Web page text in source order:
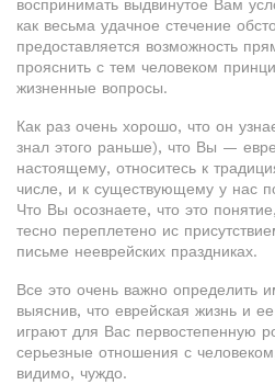
воспринимать выдвинутое Вам
как весьма удачное стечение
предоставляется возможность
прояснить с тем человеком
жизненные вопросы.
Как раз очень хорошо, что он
знал этого раньше), что Вы —
настоящему, относитесь к
числе, и к существующему у нас
Что Вы осознаете, что это
тесно переплетено ис
письме нееврейских праздниках.
Все это очень важно определить
выяснив, что еврейская жизнь и
играют для Вас первостепенную
серьезные отношения с
видимо, чуждо.